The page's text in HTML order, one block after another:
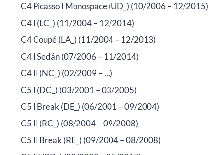
C4 Picasso I Monospace (UD_) (10/2006 – 12/2015)
C4 I (LC_) (11/2004 – 12/2014)
C4 Coupé (LA_) (11/2004 – 12/2013)
C4 I Sedán (07/2006 – 11/2014)
C4 II (NC_) (02/2009 – …)
C5 I (DC_) (03/2001 – 03/2005)
C5 I Break (DE_) (06/2001 – 09/2004)
C5 II (RC_) (08/2004 – 09/2008)
C5 II Break (RE_) (09/2004 – 08/2008)